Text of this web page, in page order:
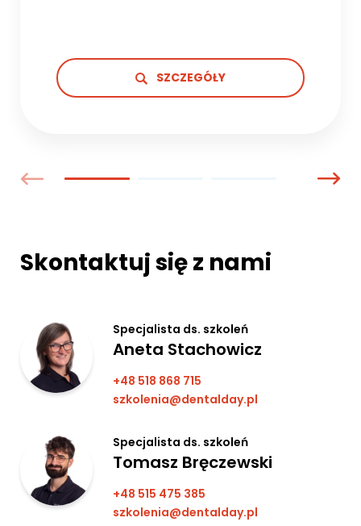
SZCZEGÓŁY
Skontaktuj się z nami
Specjalista ds. szkoleń
Aneta Stachowicz
+48 518 868 715
szkolenia@dentalday.pl
Specjalista ds. szkoleń
Tomasz Bręczewski
+48 515 475 385
szkolenia@dentalday.pl